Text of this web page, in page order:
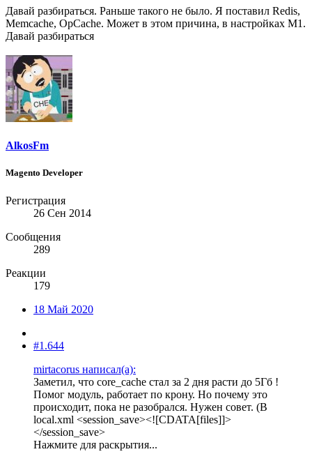
Давай разбираться. Раньше такого не было. Я поставил Redis,
Memcache, OpCache. Может в этом причина, в настройках M1.
Давай разбираться
AlkosFm
Magento Developer
Регистрация
26 Сен 2014
Сообщения
289
Реакции
179
18 Май 2020
#1.644
mirtacorus написал(а):
Заметил, что core_cache стал за 2 дня расти до 5Гб !
Помог модуль, работает по крону. Но почему это
происходит, пока не разобрался. Нужен совет. (В
local.xml <session_save><![CDATA[files]]>
</session_save>
Нажмите для раскрытия...